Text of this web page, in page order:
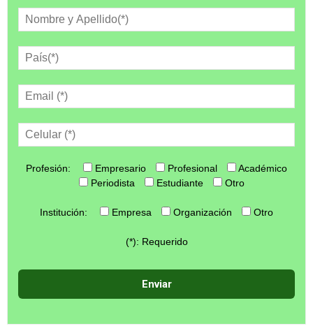
Profesión: Empresario Profesional
Académico
Periodista
Estudiante Otro
Institución: Empresa Organización Otro
(*): Requerido